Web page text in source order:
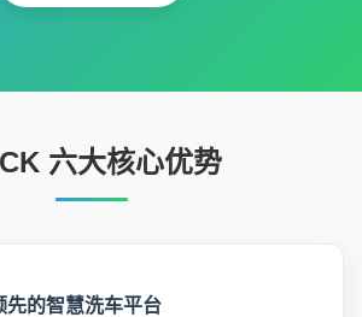
六大核心优势
先的智慧洗车平台